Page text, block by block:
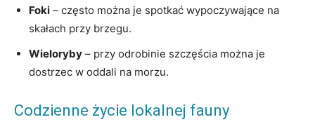
Foki – często można je spotkać wypoczywające na
skałach przy brzegu.
Wieloryby – przy odrobinie szczęścia można je
dostrzec w oddali na morzu.
Codzienne życie lokalnej fauny